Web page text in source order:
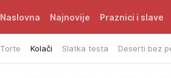
Naslovna Najnovije Praznici i slave
Torte Kolači Slatka testa Deserti bez